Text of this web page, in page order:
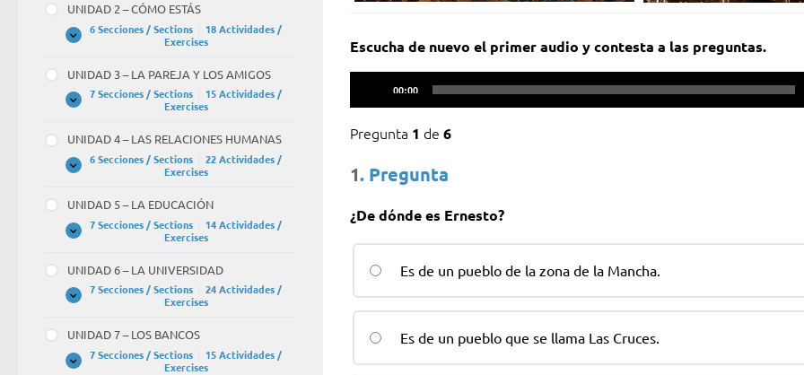
Escucha de nuevo el primer audio y contesta a las preguntas.
de
audio
00:00
Pregunta 1 de 6
1. Pregunta
¿De dónde es Ernesto?
Es de un pueblo de la zona de la Mancha.
Es de un pueblo que se llama Las Cruces.
CÓMO
ERES
UNIDAD 2 – CÓMO ESTÁS
Expandir
UNIDAD
CÓMO
ESTÁS
6 Secciones / Sections
18 Actividades /
Exercises
UNIDAD 3 – LA PAREJA Y LOS AMIGOS
Expandir
UNIDAD
LA
PAREJA
Y
7 Secciones / Sections
15 Actividades /
Exercises
UNIDAD 4 – LAS RELACIONES HUMANAS
Expandir
UNIDAD
LAS
RELACIONES
HUMANAS
6 Secciones / Sections
22 Actividades /
Exercises
UNIDAD 5 – LA EDUCACIÓN
Expandir
UNIDAD
LA
EDUCACIÓN
7 Secciones / Sections
14 Actividades /
Exercises
UNIDAD 6 – LA UNIVERSIDAD
Expandir
UNIDAD
LA
UNIVERSIDAD
7 Secciones / Sections
24 Actividades /
Exercises
UNIDAD 7 – LOS BANCOS
Expandir
UNIDAD
7 Secciones / Sections
15 Actividades /
Exercises